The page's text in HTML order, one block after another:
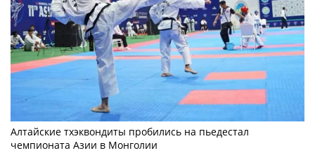
Алтайские тхэквондиты пробились на пьедестал
чемпионата Азии в Монголии